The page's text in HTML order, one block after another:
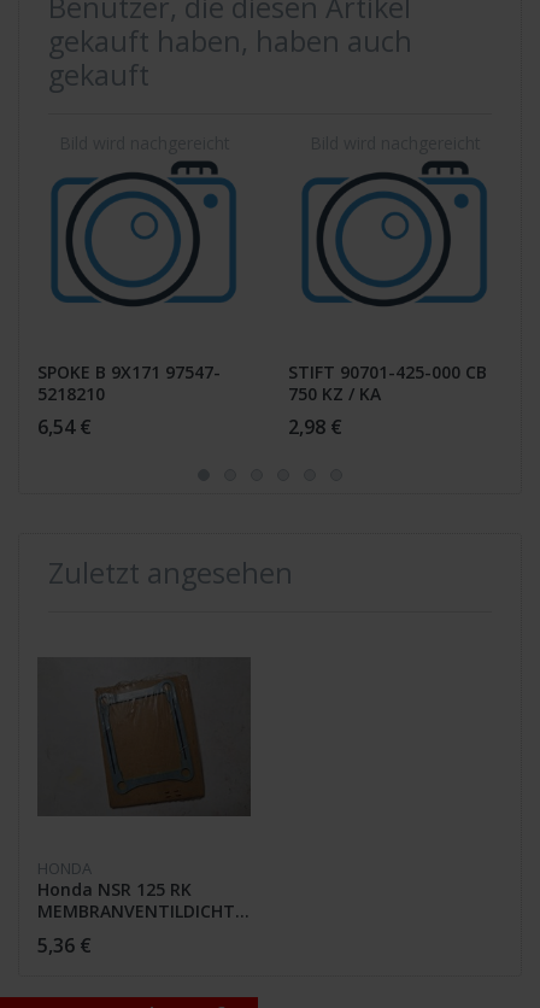
Benutzer, die diesen Artikel
gekauft haben, haben auch
gekauft
SPOKE B 9X171 97547-
5218210
6,54 €
STIFT 90701-425-000 CB
750 KZ / KA
2,98 €
Zuletzt angesehen
HONDA
Honda NSR 125 RK
MEMBRANVENTILDICHTUNG
14132-KY4-970 GASKET
B,REED VAL
5,36 €